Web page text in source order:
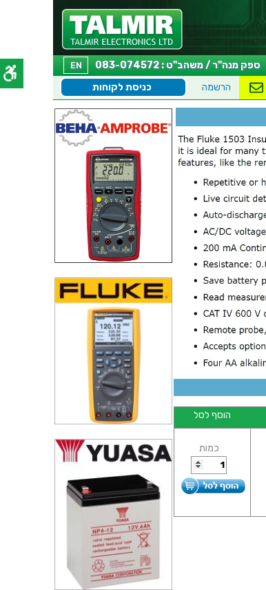
EN
ספק מנה"ר / משהב"ט : 083-074572
כניסת לקוחות הרשמה
הוסף לסל
כמות